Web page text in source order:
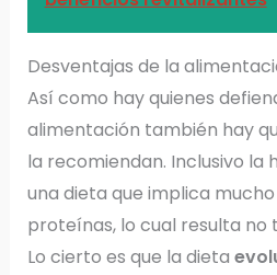
Desventajas de la
Así como hay quienes
alimentación también hay
la recomiendan. Inclusivo la
una dieta que implica
proteínas, lo cual resulta no
Lo cierto es que la dieta